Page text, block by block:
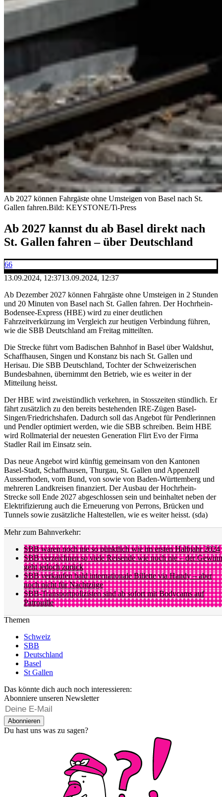
Ab 2027 können Fahrgäste ohne Umsteigen von Basel nach St.
Gallen fahren.Bild: KEYSTONE/Ti-Press
Ab 2027 kannst du ab Basel direkt nach
St. Gallen fahren – über Deutschland
66
13.09.2024, 12:3713.09.2024, 12:37
Ab Dezember 2027 können Fahrgäste ohne Umsteigen in 2 Stunden
und 20 Minuten von Basel nach St. Gallen fahren. Der Hochrhein-
Bodensee-Express (HBE) wird zu einer deutlichen
Fahrzeitverkürzung im Vergleich zur heutigen Verbindung führen,
wie die SBB Deutschland am Freitag mitteilten.
Die Strecke führt vom Badischen Bahnhof in Basel über Waldshut,
Schaffhausen, Singen und Konstanz bis nach St. Gallen und
Herisau. Die SBB Deutschland, Tochter der Schweizerischen
Bundesbahnen, übernimmt den Betrieb, wie es weiter in der
Mitteilung heisst.
Der HBE wird zweistündlich verkehren, in Stosszeiten stündlich. Er
fährt zusätzlich zu den bereits bestehenden IRE-Zügen Basel-
Singen/Friedrichshafen. Dadurch soll das Angebot für Pendlerinnen
und Pendler optimiert werden, wie die SBB schreiben. Beim HBE
wird Rollmaterial der neuesten Generation Flirt Evo der Firma
Stadler Rail im Einsatz sein.
Das neue Angebot wird künftig gemeinsam von den Kantonen
Basel-Stadt, Schaffhausen, Thurgau, St. Gallen und Appenzell
Ausserrhoden, vom Bund, von sowie von Baden-Württemberg und
mehreren Landkreisen finanziert. Der Ausbau der Hochrhein-
Strecke soll Ende 2027 abgeschlossen sein und beinhaltet neben der
Elektrifizierung auch die Erneuerung von Perrons, Brücken und
Tunnels sowie zusätzliche Haltestellen, wie es weiter heisst. (sda)
Mehr zum Bahnverkehr:
SBB waren noch nie so pünktlich wie im ersten Halbjahr 2024
SBB verzeichnen so viele Reisende wie noch nie – der Gewinn
geht jedoch zurück
SBB verkaufen bald internationale Billette via Handy – aber
noch nicht für Nachtzüge
SBB-Transportpolizisten sind ab sofort mit Bodycams auf
Patrouille
Themen
Schweiz
SBB
Deutschland
Basel
St Gallen
Das könnte dich auch noch interessieren:
Abonniere unseren Newsletter
Abonnieren
Du hast uns was zu sagen?